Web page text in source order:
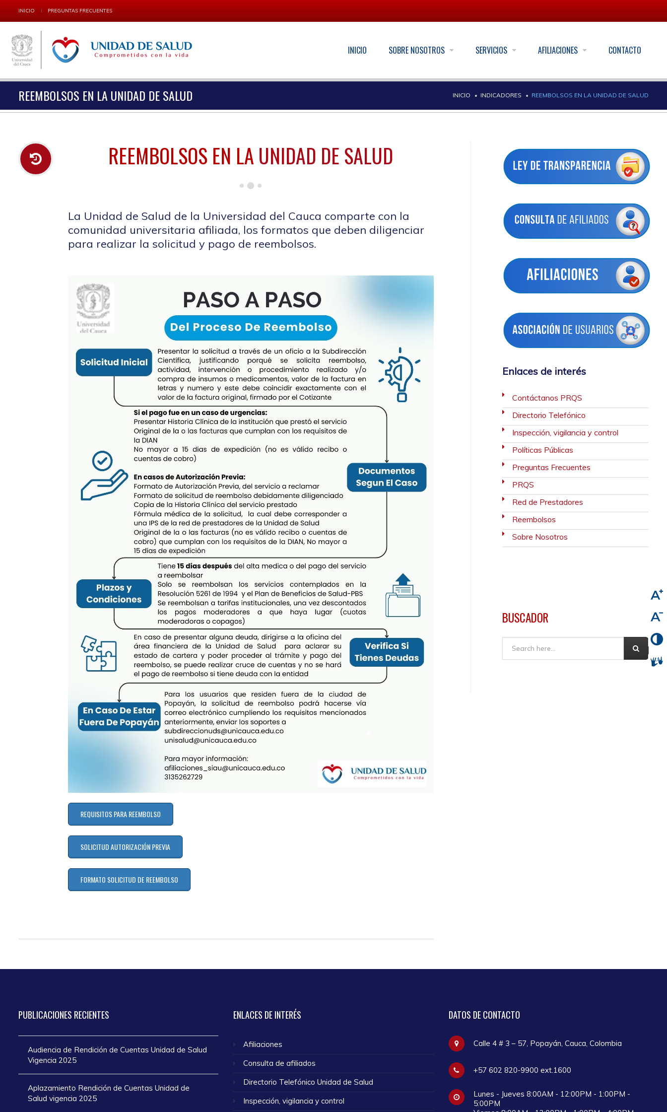
INICIO PREGUNTAS FRECUENTES
INICIO SOBRE NOSOTROS SERVICIOS AFILIACIONES CONTACTO
REEMBOLSOS EN LA UNIDAD DE SALUD INICIO INDICADORES REEMBOLSOS EN LA UNIDAD DE SALUD
REEMBOLSOS EN LA UNIDAD DE SALUD
La Unidad de Salud de la Universidad del Cauca comparte con la
comunidad universitaria afiliada, los formatos que deben diligenciar
para realizar la solicitud y pago de reembolsos.
REQUISITOS PARA REEMBOLSO
SOLICITUD AUTORIZACIÓN PREVIA
FORMATO SOLICITUD DE REEMBOLSO
Enlaces de interés
Contáctanos PRQS
Directorio Telefónico
Inspección, vigilancia y control
Políticas Públicas
Preguntas Frecuentes
PRQS
Red de Prestadores
Reembolsos
Sobre Nosotros
BUSCADOR
Buscar
PUBLICACIONES RECIENTES
Audiencia de Rendición de Cuentas Unidad de Salud
Vigencia 2025
Aplazamiento Rendición de Cuentas Unidad de
Salud vigencia 2025
ENLACES DE INTERÉS
Afiliaciones
Consulta de afiliados
Directorio Telefónico Unidad de Salud
Inspección, vigilancia y control
DATOS DE CONTACTO
Calle 4 # 3 – 57, Popayán, Cauca, Colombia
+57 602 820-9900 ext.1600
Lunes - Jueves 8:00AM - 12:00PM - 1:00PM -
5:00PM